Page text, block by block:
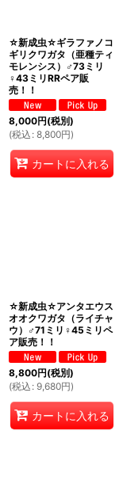
☆新成虫☆ギラファノコ
ギリクワガタ（亜種ティ
モレンシス）♂73ミリ
♀43ミリRRペア販
売！！
8,000円(税別)
(税込 : 8,800円)
カートに入れる
☆新成虫☆アンタエウス
オオクワガタ（ライチャ
ウ）♂71ミリ♀45ミリペ
ア販売！！
8,800円(税別)
(税込 : 9,680円)
カートに入れる